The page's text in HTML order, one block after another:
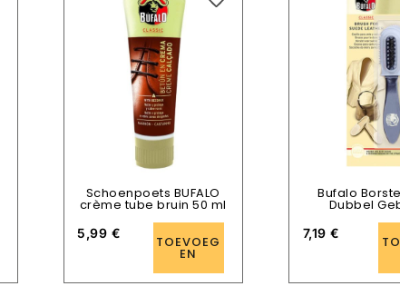
Schoenpoets BUFALO
crème tube bruin 50 ml
5,99 €
TOEVOEG
EN
Bufalo
Dubbel
7,19€